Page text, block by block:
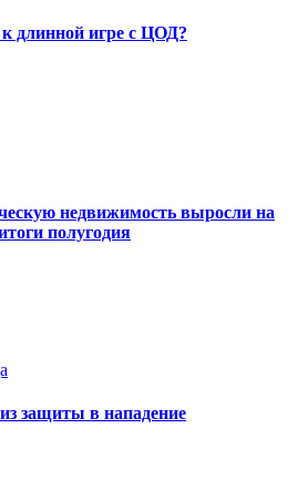
длинной игре с ЦОД?
недвижимость выросли на
полугодия
защиты в нападение